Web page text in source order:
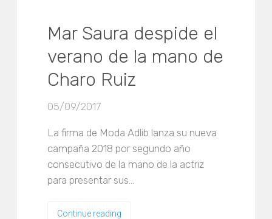
Mar Saura despide el
verano de la mano de
Charo Ruiz
05/09/2017
La firma de Moda Adlib lanza su nueva
campaña 2018 por segundo año
consecutivo de la mano de la actriz
para presentar sus…
Continue reading